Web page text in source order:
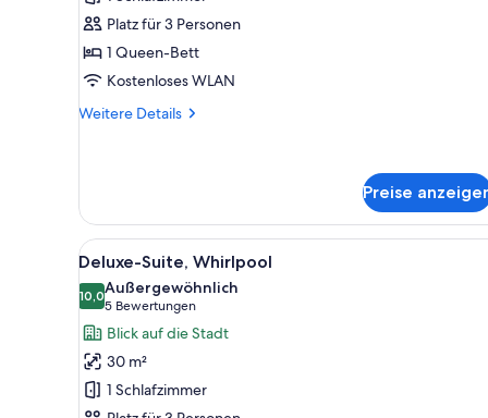
Platz für 3 Personen
1 Queen-Bett
Kostenloses WLAN
Weitere Details
Weitere
Preise
Alle
Fotos
für
Deluxe-
Suite,
Whirlpool
anzeigen
11
Deluxe-Suite, Whirlpool
10,010,0 von 10
Außergewöhnlich
5 Bewertungen
(5
Bewertungen)
Blick auf die Stadt
30 m²
1 Schlafzimmer